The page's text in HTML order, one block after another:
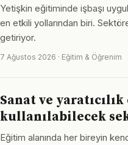
Yetişkin eğitiminde işbaşı
en etkili yollarından biri.
getiriyor.
7 Ağustos 2026 · Eğitim & Öğrenim
Sanat ve
kullanılabilecek
Eğitim alanında her bireyin